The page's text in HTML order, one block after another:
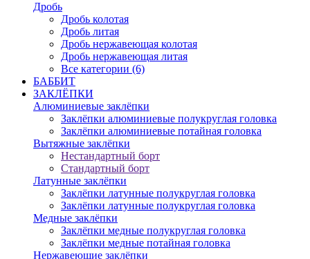
Дробь
Дробь колотая
Дробь литая
Дробь нержавеющая колотая
Дробь нержавеющая литая
Все категории (6)
БАББИТ
ЗАКЛЁПКИ
Алюминиевые заклёпки
Заклёпки алюминиевые полукруглая головка
Заклёпки алюминиевые потайная головка
Вытяжные заклёпки
Нестандартный борт
Стандартный борт
Латунные заклёпки
Заклёпки латунные полукруглая головка
Заклёпки латунные полукруглая головка
Медные заклёпки
Заклёпки медные полукруглая головка
Заклёпки медные потайная головка
Нержавеющие заклёпки